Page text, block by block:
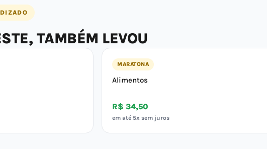
TAMBÉM LEVOU
MARATONA
Alimentos
R$ 34,50
em até 5x sem juros